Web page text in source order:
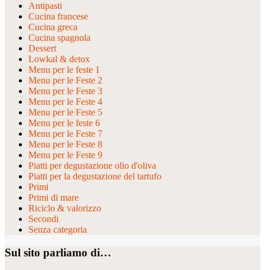
Antipasti
Cucina francese
Cucina greca
Cucina spagnola
Dessert
Lowkal & detox
Menu per le feste 1
Menu per le Feste 2
Menu per le Feste 3
Menu per le Feste 4
Menu per le Feste 5
Menu per le feste 6
Menu per le Feste 7
Menu per le Feste 8
Menu per le Feste 9
Piatti per degustazione olio d'oliva
Piatti per la degustazione del tartufo
Primi
Primi di mare
Riciclo & valorizzo
Secondi
Senza categoria
Sul sito parliamo di…